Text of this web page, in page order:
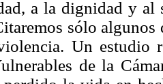
a la dignidad y
sólo
Un estudio
de la